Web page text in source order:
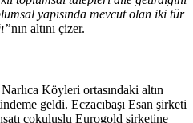
yapısında mevcut olan iki tür
nın altını çizer.
Köyleri ortasındaki altın
geldi. Eczacıbaşı Esan şirketi
çokuluslu Eurogold şirketine